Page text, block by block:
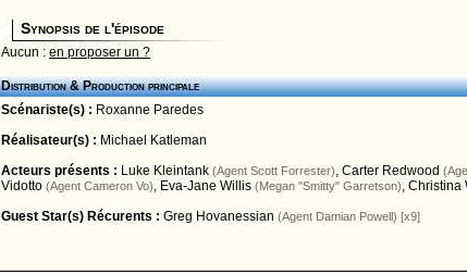
Synopsis de l'épisode
Aucun : en proposer un ?
Distribution & Production principale
Scénariste(s) : Roxanne Paredes
Réalisateur(s) : Michael Katleman
Acteurs présents : Luke Kleintank (Agent Scott Forrester), Carter Redwood
Vidotto (Agent Cameron Vo), Eva-Jane Willis (Megan "Smitty" Garretson), Christina
Guest Star(s) Récurents : Greg Hovanessian (Agent Damian Powell) [x9]